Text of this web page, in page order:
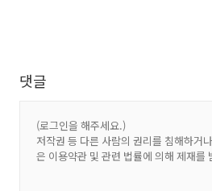
댓글